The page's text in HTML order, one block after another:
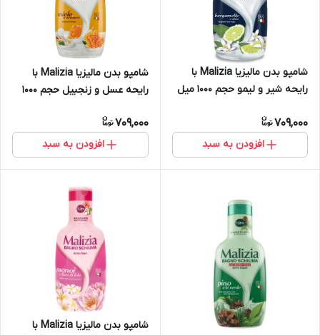
شامپو بدن مالیزیا Malizia با
رایحه شیر و لیمو حجم 1000 میل
709,000
افزودن به سبد
شامپو بدن مالیزیا Malizia با
رایحه عسل و زنجبیل حجم 1000
709,000
افزودن به سبد
شامپو بدن مالیزیا Malizia با